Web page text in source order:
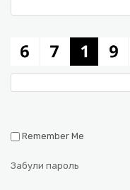
Remember Me
Забули пароль